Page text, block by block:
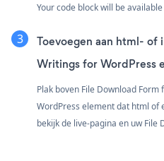
Your code block will be
Toevoegen aan html-
Writings for WordPress
Plak boven File Download
WordPress element dat html of
bekijk de live-pagina en uw File